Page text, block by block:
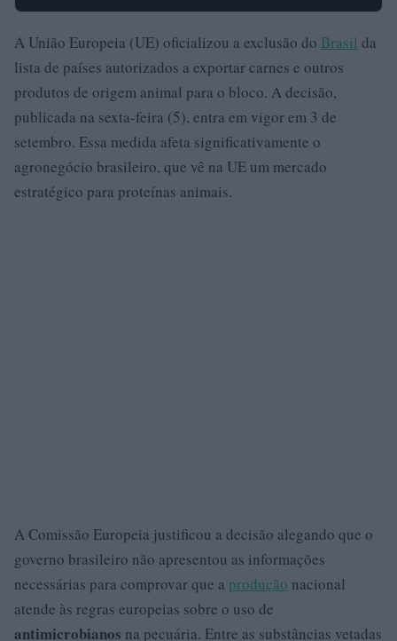
A União Europeia (UE) oficializou a exclusão do Brasil da
lista de países autorizados a exportar carnes e outros
produtos de origem animal para o bloco. A decisão,
publicada na sexta-feira (5), entra em vigor em 3 de
setembro. Essa medida afeta significativamente o
agronegócio brasileiro, que vê na UE um mercado
estratégico para proteínas animais.
A Comissão Europeia justificou a decisão alegando que o
governo brasileiro não apresentou as informações
necessárias para comprovar que a produção nacional
atende às regras europeias sobre o uso de
antimicrobianos na pecuária. Entre as substâncias vetadas